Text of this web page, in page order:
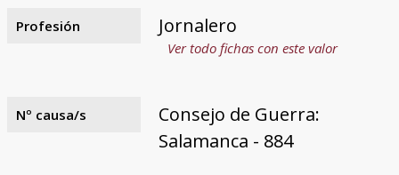
Profesión Jornalero
Ver todo fichas con este valor
Nº causa/s
Consejo de Guerra:
Salamanca - 884